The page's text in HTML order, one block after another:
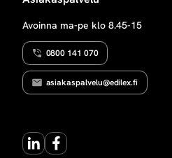
Avoinna ma-pe klo 8.45-15
0800 141 070
asiakaspalvelu@edilex.fi
LinkedInFacebook